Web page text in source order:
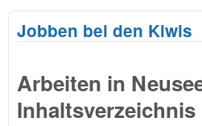
Jobben bei den Kiwis
Arbeiten in
Inhaltsverzeichnis